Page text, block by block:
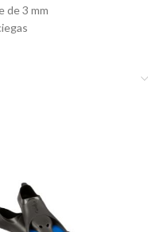
de 3 mm